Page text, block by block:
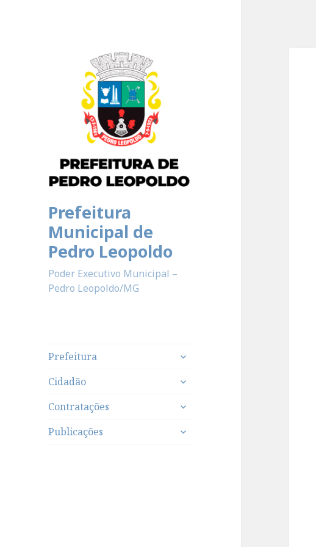
Prefeitura
Municipal de
Pedro Leopoldo
Poder Executivo Municipal –
Pedro Leopoldo/MG
Prefeitura
expandir
Cidadão
expandir
Contratações
expandir
Publicações
expandir